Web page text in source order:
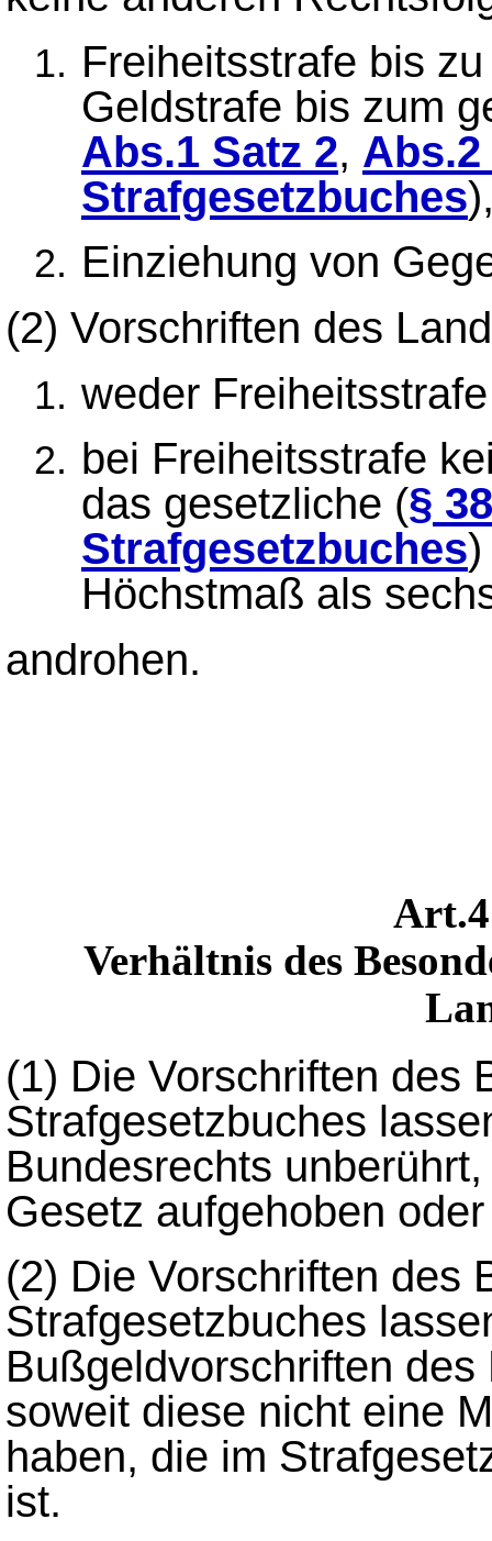
Freiheitsstrafe bis
Geldstrafe bis zum
Abs.1 Satz 2, Abs.2
Strafgesetzbuches
Einziehung von
(2) Vorschriften des
weder
bei Freiheitsstrafe
das gesetzliche (§
Strafgesetzbuches)
Höchstmaß als
androhen.
Verhältnis des
(1) Die Vorschriften des
Strafgesetzbuches
Bundesrechts
Gesetz aufgehoben
(2) Die Vorschriften des
Strafgesetzbuches
Bußgeldvorschriften
soweit diese nicht eine
haben, die im
ist.